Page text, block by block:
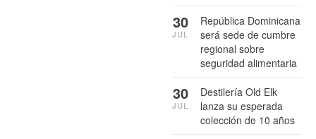
República Dominicana
será sede de cumbre
regional sobre
seguridad alimentaria
30
JUL
Destilería Old Elk
lanza su esperada
colección de 10 años
30
JUL